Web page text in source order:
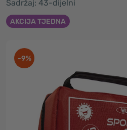
Sadržaj: 43-dijelni
AKCIJA TJEDNA
-9%